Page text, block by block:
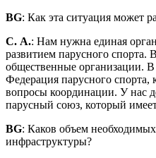
BG: Как эта ситуация может
С. А.: Нам нужна единая
развитием парусного спорта.
общественные организации.
Федерация парусного спорта,
вопросы координации. У нас
парусный союз, который
BG: Каков объем
инфраструктуры?